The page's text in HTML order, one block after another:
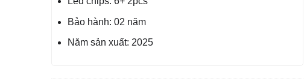
Bảo hành: 02 năm
Năm sản xuất: 2025